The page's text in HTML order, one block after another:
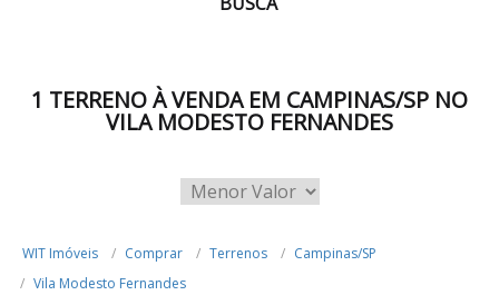
1 TERRENO À VENDA EM CAMPINAS/SP NO
VILA MODESTO FERNANDES
WIT Imóveis Comprar Terrenos
Campinas/SP
Vila Modesto Fernandes